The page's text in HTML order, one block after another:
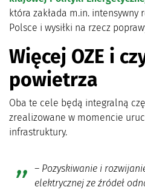
która zakłada m.in. intensywny
Polsce i wysiłki na rzecz
Więcej OZE i
powietrza
Oba te cele będą integralną
zrealizowane w momencie
infrastruktury.
–Pozyskiwanie i
elektrycznej ze źródeł